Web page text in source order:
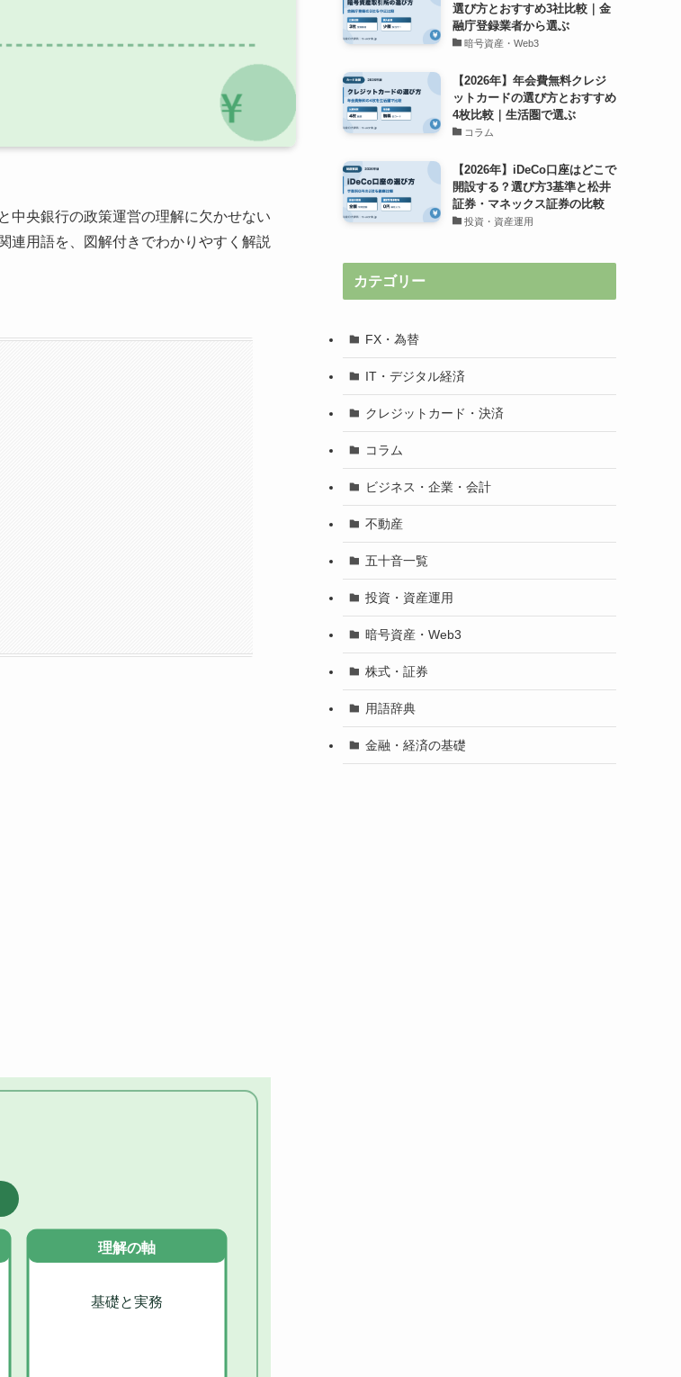
中央銀行の政策運営の理解に欠かせない
連用語を、図解付きでわかりやすく解説
理解の軸
基礎と実務
選び方とおすすめ3社比較｜金
融庁登録業者から選ぶ
暗号資産・Web3
【2026年】年会費無料クレジ
ットカードの選び方とおすすめ
4枚比較｜生活圏で選ぶ
コラム
【2026年】iDeCo口座はどこで
開設する？選び方3基準と松井
証券・マネックス証券の比較
投資・資産運用
カテゴリー
FX・為替
IT・デジタル経済
クレジットカード・決済
コラム
ビジネス・企業・会計
不動産
五十音一覧
投資・資産運用
暗号資産・Web3
株式・証券
用語辞典
金融・経済の基礎